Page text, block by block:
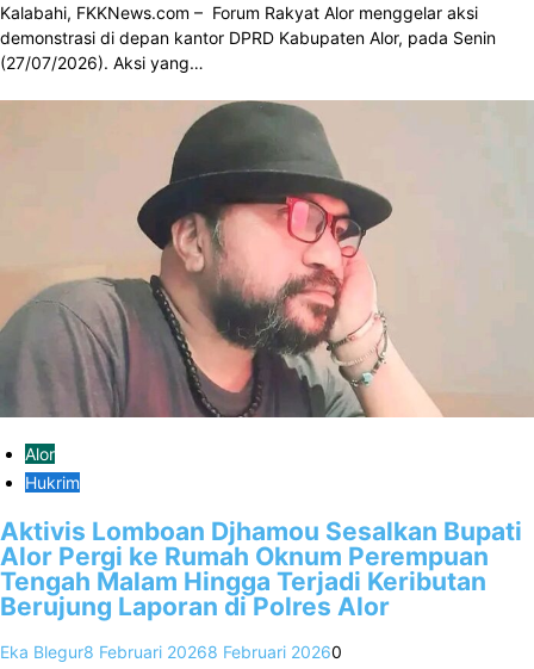
Kalabahi, FKKNews.com – Forum Rakyat Alor menggelar aksi
demonstrasi di depan kantor DPRD Kabupaten Alor, pada Senin
(27/07/2026). Aksi yang…
Alor
Hukrim
Aktivis Lomboan Djhamou Sesalkan Bupati
Alor Pergi ke Rumah Oknum Perempuan
Tengah Malam Hingga Terjadi Keributan
Berujung Laporan di Polres Alor
Eka Blegur8 Februari 20268 Februari 20260